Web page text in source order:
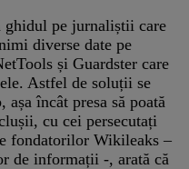
ghidul pe jurnaliștii care
diverse date pe
și Guardster care
Astfel de soluții se
încât presa să poată
cu cei persecutați
fondatorilor Wikileaks –
de informații -, arată că